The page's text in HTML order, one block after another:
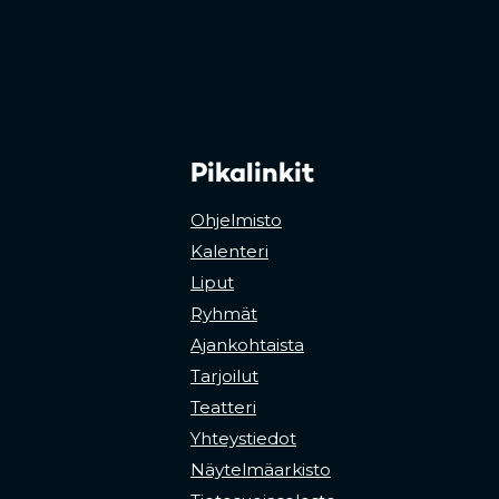
Pikalinkit
Ohjelmisto
Kalenteri
Liput
Ryhmät
Ajankohtaista
Tarjoilut
Teatteri
Yhteystiedot
Näytelmäarkisto